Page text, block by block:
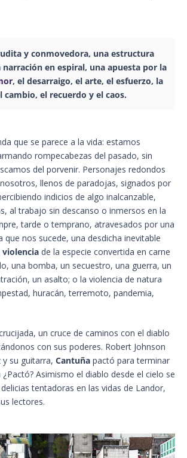
y conmovedora, una estructura
en espiral, una apuesta por la
, el desarraigo, el arte, el esfuerzo, la
cambio, el recuerdo y el caos.
que se parece a la vida: estamos
rompecabezas del pasado, sin
del porvenir. Personajes redondos
llenos de paradojas, signados por
indicios de algo inalcanzable,
al trabajo sin descanso o inmersos en la
tarde o temprano, atravesados por una
que nos sucede, una desdicha inevitable
violencia de la especie convertida en carne
una bomba, un secuestro, una guerra, un
un asalto; o la violencia de natura
huracán, terremoto, pandemia,
un cruce de caminos con el diablo
con sus poderes. Robert Johnson
su guitarra, Cantuña pactó para terminar
¿Pactó? Asimismo el diablo desde el cielo se
tentadoras en las vidas de Landor,
lectores.